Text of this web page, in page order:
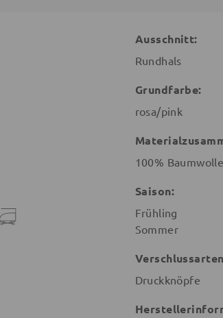
Ausschnitt:
Rundhals
Grundfarbe:
rosa/pink
100% Baumwolle
Saison:
Frühling
Sommer
Druckknöpfe